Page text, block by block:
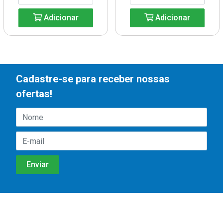
Adicionar Adicionar
Cadastre-se para receber nossas
ofertas!